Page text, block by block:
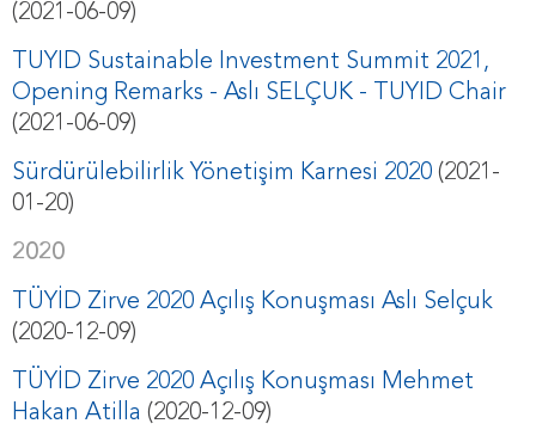
(2021-06-09)
TUYID Sustainable Investment Summit 2021,
Opening Remarks - Aslı SELÇUK - TUYID Chair
(2021-06-09)
Sürdürülebilirlik Yönetişim Karnesi 2020 (2021-
01-20)
2020
TÜYİD Zirve 2020 Açılış Konuşması Aslı Selçuk
(2020-12-09)
TÜYİD Zirve 2020 Açılış Konuşması Mehmet
Hakan Atilla (2020-12-09)